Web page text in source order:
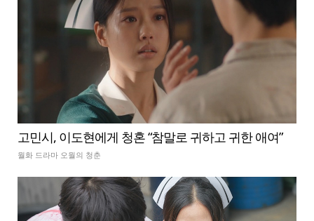
고민시, 이도현에게 청혼 “참말로 귀하고 귀한 애여”
월화 드라마 오월의 청춘